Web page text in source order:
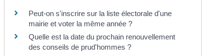
Peut-on s'inscrire sur la liste électorale d'une
mairie et voter la même année ?
Quelle est la date du prochain renouvellement
des conseils de prud'hommes ?